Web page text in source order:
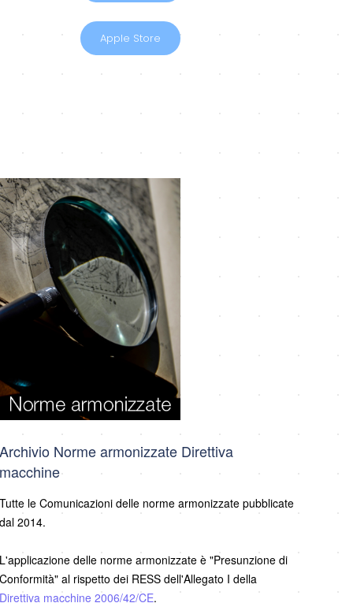
Apple Store
Archivio Norme armonizzate Direttiva
macchine
Tutte le Comunicazioni delle norme armonizzate pubblicate
dal 2014.
L'applicazione delle norme armonizzate è "Presunzione di
Conformità" al rispetto dei RESS dell'Allegato I della
Direttiva macchine 2006/42/CE.